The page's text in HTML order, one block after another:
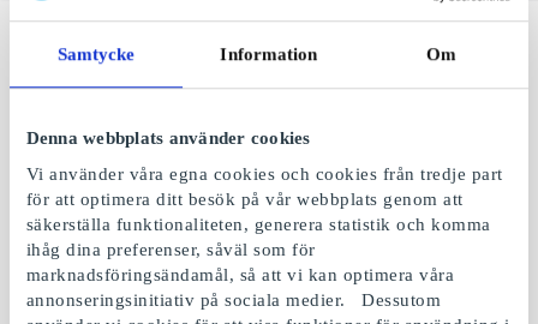
Samtycke Information Om
Denna webbplats använder cookies
Vi använder våra egna cookies och cookies från tredje part
för att optimera ditt besök på vår webbplats genom att
säkerställa funktionaliteten, generera statistik och komma
ihåg dina preferenser, såväl som för
marknadsföringsändamål, så att vi kan optimera våra
annonseringsinitiativ på sociala medier. Dessutom